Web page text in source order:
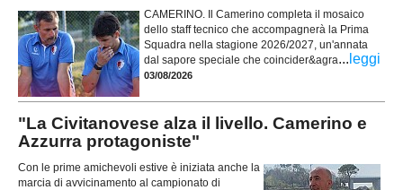
CAMERINO. Il Camerino completa il mosaico
dello staff tecnico che accompagnerà la Prima
Squadra nella stagione 2026/2027, un'annata
dal sapore speciale che coincider&agra... leggi
03/08/2026
"La Civitanovese alza il livello. Camerino e
Azzurra protagoniste"
Con le prime amichevoli estive è iniziata anche la
marcia di avvicinamento al campionato di